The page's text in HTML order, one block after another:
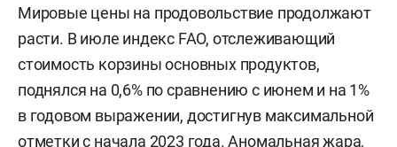
Мировые цены на продовольствие продолжают
расти. В июле индекс FAO, отслеживающий
стоимость корзины основных продуктов,
поднялся на 0,6% по сравнению с июнем и на 1%
в годовом выражении, достигнув максимальной
отметки с начала 2023 года. Аномальная жара,